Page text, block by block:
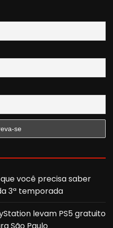
você precisa saber
3ª temporada
levam PS5 gratuito
São Paulo